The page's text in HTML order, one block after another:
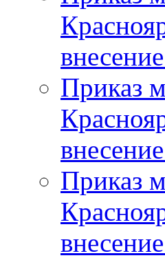
Приказ
Приказ